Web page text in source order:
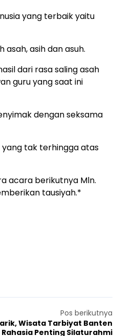
yang terbaik yaitu
asih dan asuh.
dari rasa saling asah
guru yang saat ini
dengan seksama
yang tak terhingga atas
acara berikutnya Mln.
tausiyah.*
Pos berikutnya
Wisata Tarbiyat Banten
Rahasia Penting Silaturahmi